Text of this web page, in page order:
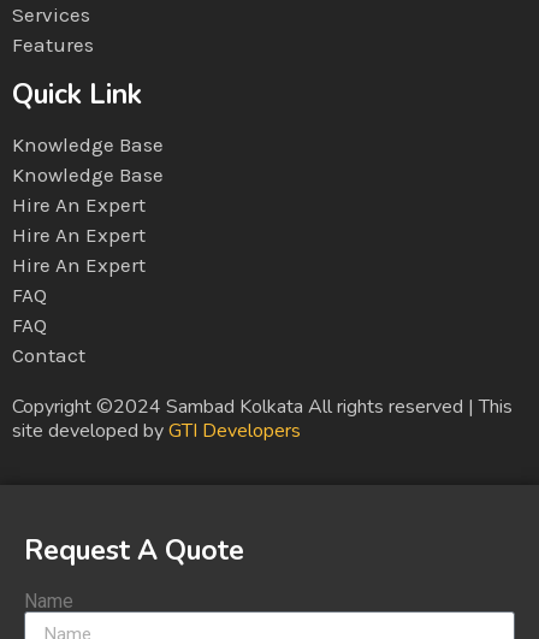
Services
Features
Quick Link
Knowledge Base
Knowledge Base
Hire An Expert
Hire An Expert
Hire An Expert
FAQ
FAQ
Contact
Copyright ©2024 Sambad Kolkata All rights reserved | This
site developed byGTI Developers
Request A Quote
Name